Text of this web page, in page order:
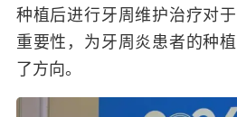
种植后进行牙周维护治疗对
重要性，为牙周炎患者的种
了方向。